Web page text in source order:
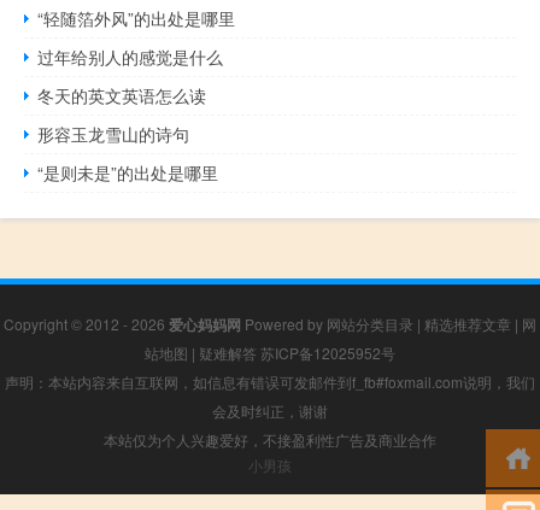
“轻随箔外风”的出处是哪里
过年给别人的感觉是什么
冬天的英文英语怎么读
形容玉龙雪山的诗句
“是则未是”的出处是哪里
Copyright © 2012 - 2026 爱心妈妈网 Powered by 网站分类目录 | 精选推荐文章 | 网
站地图 | 疑难解答 苏ICP备12025952号
声明：本站内容来自互联网，如信息有错误可发邮件到f_fb#foxmail.com说明，我们
会及时纠正，谢谢
本站仅为个人兴趣爱好，不接盈利性广告及商业合作
小男孩